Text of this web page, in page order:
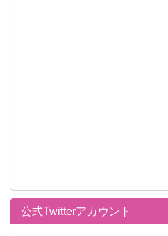
公式Twitterアカウント